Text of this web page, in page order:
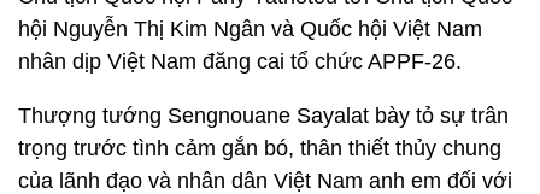
hội Nguyễn Thị Kim Ngân và Quốc hội Việt Nam
nhân dịp Việt Nam đăng cai tổ chức APPF-26.
Thượng tướng Sengnouane Sayalat bày tỏ sự trân
trọng trước tình cảm gắn bó, thân thiết thủy chung
của lãnh đạo và nhân dân Việt Nam anh em đối với